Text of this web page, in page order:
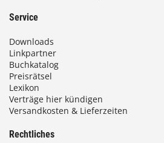
Service
Downloads
Linkpartner
Buchkatalog
Preisrätsel
Lexikon
Verträge hier kündigen
Versandkosten & Lieferzeiten
Rechtliches